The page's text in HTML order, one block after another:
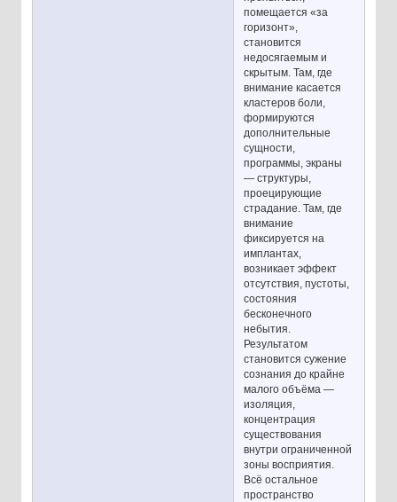
помещается «за
горизонт»,
становится
недосягаемым и
скрытым. Там, где
внимание касается
кластеров боли,
формируются
дополнительные
сущности,
программы, экраны
— структуры,
проецирующие
страдание. Там, где
внимание
фиксируется на
имплантах,
возникает эффект
отсутствия, пустоты,
состояния
бесконечного
небытия.
Результатом
становится сужение
сознания до крайне
малого объёма —
изоляция,
концентрация
существования
внутри ограниченной
зоны восприятия.
Всё остальное
пространство